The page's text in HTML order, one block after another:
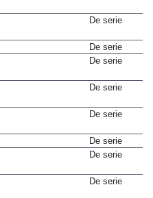
De serie
De serie
De serie
De serie
De serie
De serie
De serie
De serie